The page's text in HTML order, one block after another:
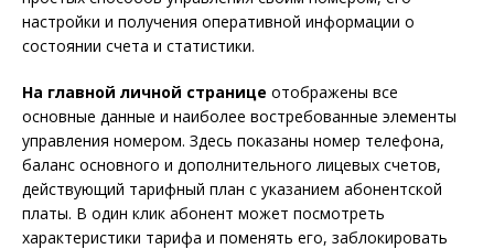
настройки и получения оперативной информации о
состоянии счета и статистики.
На главной личной странице отображены все
основные данные и наиболее востребованные элементы
управления номером. Здесь показаны номер телефона,
баланс основного и дополнительного лицевых счетов,
действующий тарифный план с указанием абонентской
платы. В один клик абонент может посмотреть
характеристики тарифа и поменять его, заблокировать